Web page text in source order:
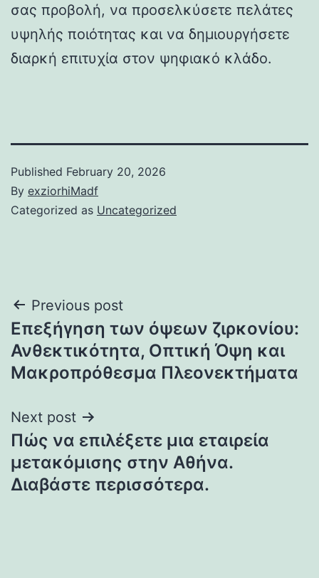
σας προβολή, να προσελκύσετε πελάτες
υψηλής ποιότητας και να δημιουργήσετε
διαρκή επιτυχία στον ψηφιακό κλάδο.
Published February 20, 2026
By exziorhiMadf
Categorized as Uncategorized
Post
navigation
Previous post
Επεξήγηση των όψεων ζιρκονίου:
Ανθεκτικότητα, Οπτική Όψη και
Μακροπρόθεσμα Πλεονεκτήματα
Next post
Πώς να επιλέξετε μια εταιρεία
μετακόμισης στην Αθήνα.
Διαβάστε περισσότερα.